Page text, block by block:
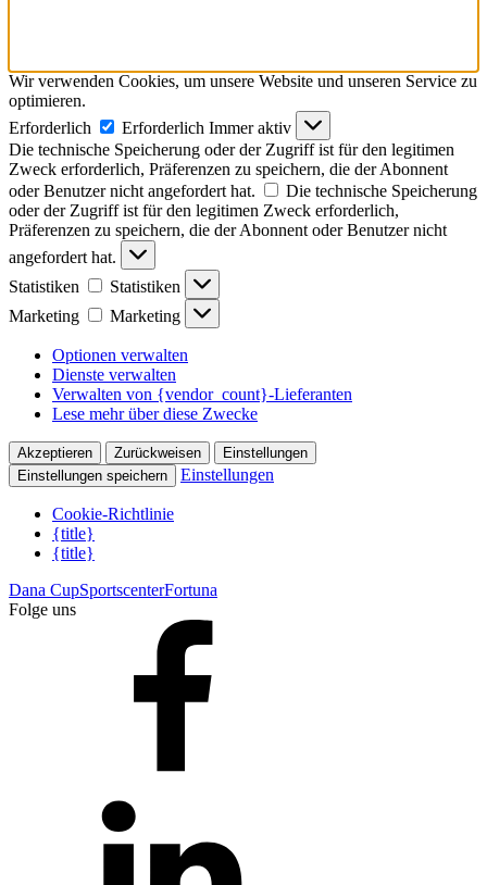
Wir verwenden Cookies, um unsere Website und unseren Service zu
optimieren.
Erforderlich
Erforderlich Immer aktiv
Die technische Speicherung oder der Zugriff ist für den legitimen
Zweck erforderlich, Präferenzen zu speichern, die der Abonnent
oder Benutzer nicht angefordert hat.
Die technische Speicherung
oder der Zugriff ist für den legitimen Zweck erforderlich,
Präferenzen zu speichern, die der Abonnent oder Benutzer nicht
angefordert hat.
Statistiken
Statistiken
Marketing
Marketing
Optionen verwalten
Dienste verwalten
Verwalten von {vendor_count}-Lieferanten
Lese mehr über diese Zwecke
Akzeptieren Zurückweisen
Einstellungen
Einstellungen speichern
Einstellungen
Cookie-Richtlinie
{title}
{title}
Dana CupSportscenterFortuna
Folge uns